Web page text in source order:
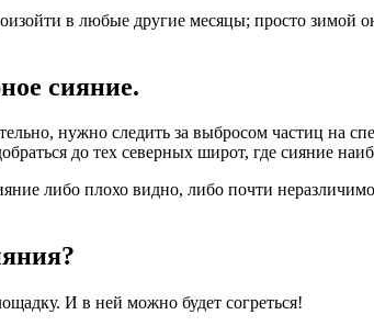
в любые другие месяцы; просто зимой
сияние.
нужно следить за выбросом частиц на
до тех северных широт, где сияние
либо плохо видно, либо почти
И в ней можно будет согреться!